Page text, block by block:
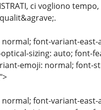
ci vogliono
font-variant-
sizing: auto; font-
emoji: normal; font-
font-variant-